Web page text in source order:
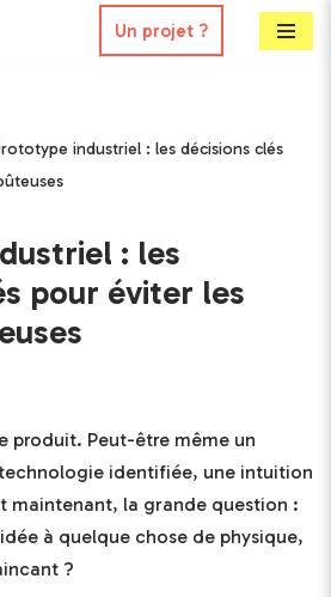
Un projet ?
industriel : les décisions clés
: les
pour éviter les
produit. Peut-être même un
identifiée, une intuition
maintenant, la grande question :
à quelque chose de physique,
?